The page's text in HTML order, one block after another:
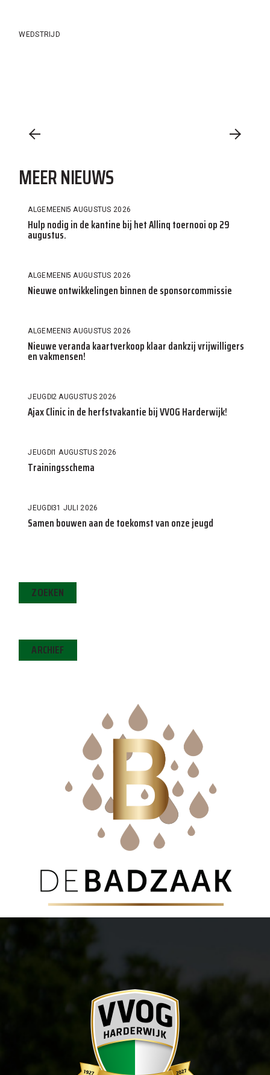
WEDSTRIJD
MEER NIEUWS
ALGEMEEN5 AUGUSTUS 2026
Hulp nodig in de kantine bij het Allinq toernooi op 29
augustus.
ALGEMEEN5 AUGUSTUS 2026
Nieuwe ontwikkelingen binnen de sponsorcommissie
ALGEMEEN3 AUGUSTUS 2026
Nieuwe veranda kaartverkoop klaar dankzij vrijwilligers
en vakmensen!
JEUGD2 AUGUSTUS 2026
Ajax Clinic in de herfstvakantie bij VVOG Harderwijk!
JEUGD1 AUGUSTUS 2026
Trainingsschema
JEUGD31 JULI 2026
Samen bouwen aan de toekomst van onze jeugd
ZOEKEN
ARCHIEF